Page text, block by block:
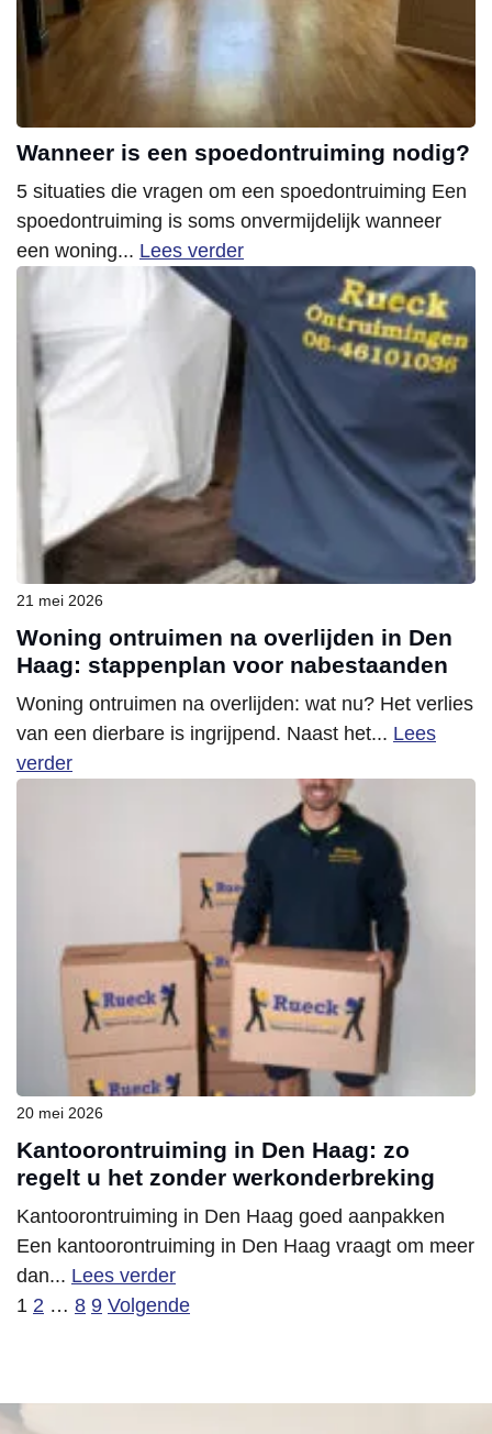
Wanneer is een spoedontruiming nodig?
5 situaties die vragen om een spoedontruiming Een
spoedontruiming is soms onvermijdelijk wanneer
een woning... Lees verder
21 mei 2026
Woning ontruimen na overlijden in Den
Haag: stappenplan voor nabestaanden
Woning ontruimen na overlijden: wat nu? Het verlies
van een dierbare is ingrijpend. Naast het... Lees
verder
20 mei 2026
Kantoorontruiming in Den Haag: zo
regelt u het zonder werkonderbreking
Kantoorontruiming in Den Haag goed aanpakken
Een kantoorontruiming in Den Haag vraagt om meer
dan... Lees verder
1 2 … 8 9 Volgende